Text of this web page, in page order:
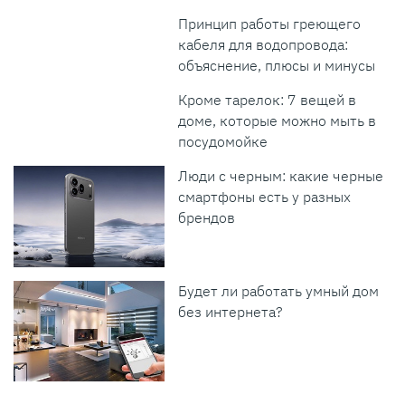
Принцип работы греющего
кабеля для водопровода:
объяснение, плюсы и минусы
Кроме тарелок: 7 вещей в
доме, которые можно мыть в
посудомойке
Люди с черным: какие черные
смартфоны есть у разных
брендов
Будет ли работать умный дом
без интернета?